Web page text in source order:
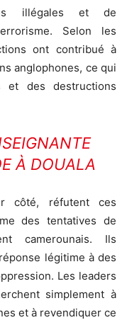
illégales et de
Selon les
ont contribué à
anglophones, ce qui
et des destructions
À DOUALA
côté, réfutent ces
des tentatives de
camerounais. Ils
légitime à des
Les leaders
simplement à
et à revendiquer ce